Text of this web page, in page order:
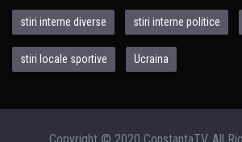
stiri interne diverse stiri interne politice
stiri locale sportive Ucraina
Copyright © 2020 ConstantaTV. All